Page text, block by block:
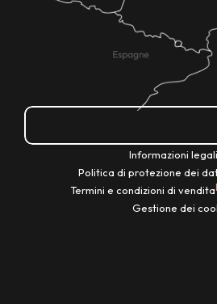
Informazioni legali
Politica di protezione dei
Termini e condizioni di vendita|
Gestione dei